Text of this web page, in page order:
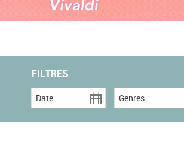
FILTRES
Date Genres